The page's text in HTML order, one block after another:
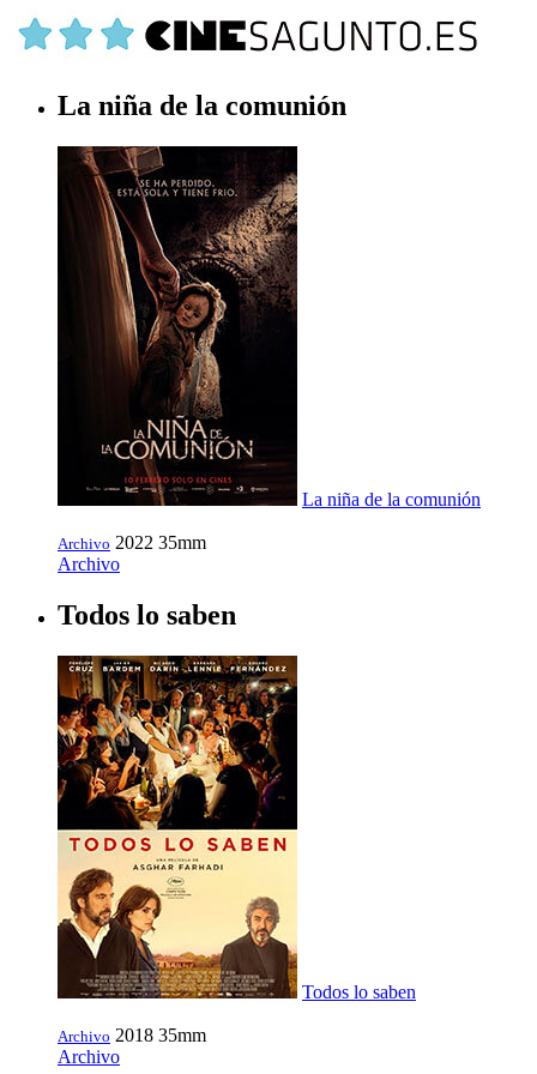
La niña de la comunión
La niña de la comunión
Archivo 2022 35mm
Archivo
Todos lo saben
Todos lo saben
Archivo 2018 35mm
Archivo